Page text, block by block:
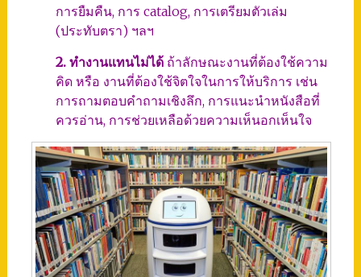
การยืมคืน, การ catalog, การเตรียมตัวเล่ม
(ประทับตรา) ฯลฯ
2. ทำงานแทนไม่ได้ถ้าลักษณะงานที่ต้องใช้ความ
คิด หรือ งานที่ต้องใช้จิตใจในการให้บริการ เช่น
การถามตอบคำถามเชิงลึก, การแนะนำหนังสือที่
ควรอ่าน, การช่วยเหลือด้วยความเห็นอกเห็นใจ